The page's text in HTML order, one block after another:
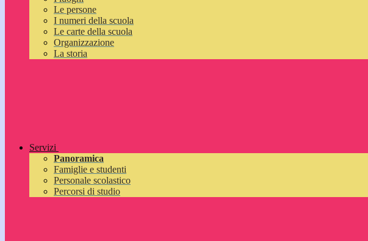
Le persone
I numeri della scuola
Le carte della scuola
Organizzazione
La storia
Servizi
Panoramica
Famiglie e studenti
Personale scolastico
Percorsi di studio